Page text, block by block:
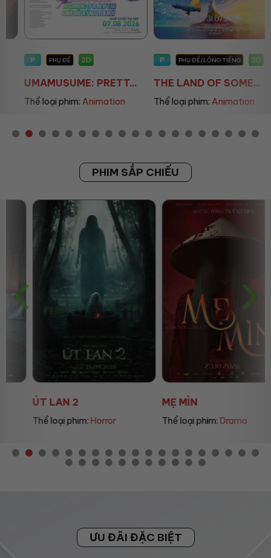
PHỤ ĐỀ 2D
UMAMUSUME: PRETT...
Thể loại phim:Animation
PHỤ ĐỀ/LỒNG TIẾNG 2D
THE LAND OF SOME...
Thể loại phim:Animation
PHIM SẮP CHIẾU
ÚT LAN 2
Thể loại phim:Horror
MẸ MÌN
Thể loại phim:Drama
ƯU ĐÃI ĐẶC BIỆT